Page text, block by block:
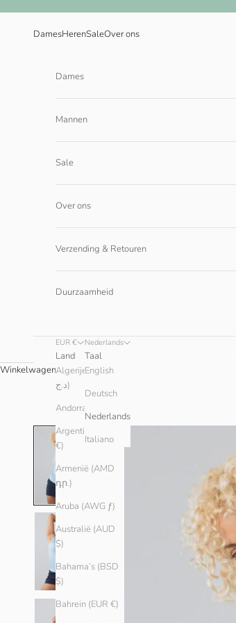
DamesHerenSaleOver ons
Dames
Mannen
Sale
Over ons
Verzending & Retouren
Duurzaamheid
EUR €
Land
Algerije (DZD
د.ج)
Andorra (EUR €)
Argentinië (EUR
€)
Armenië (AMD
դր.)
Aruba (AWG ƒ)
Australië (AUD
$)
Bahama’s (BSD
$)
Bahrein (EUR €)
Nederlands
Taal
English
Deutsch
Nederlands
Italiano
Winkelwagen